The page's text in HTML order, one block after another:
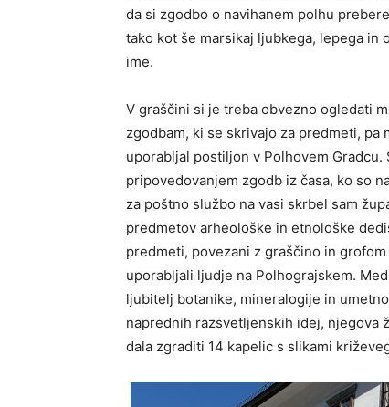
da si zgodbo o navihanem polhu
tako kot še marsikaj ljubkega, lepega in
ime.
V graščini si je treba obvezno ogledati
zgodbam, ki se skrivajo za predmeti,
uporabljal postiljon v Polhovem
pripovedovanjem zgodb iz časa, ko so
za poštno službo na vasi skrbel sam
predmetov arheološke in etnološke
predmeti, povezani z graščino in
uporabljali ljudje na Polhograjskem.
ljubitelj botanike, mineralogije in
naprednih razsvetljenskih idej, njegova
dala zgraditi 14 kapelic s slikami